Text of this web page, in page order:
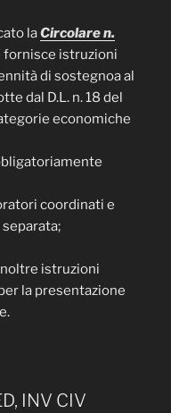
laCircolare n.
fornisce istruzioni
di sostegnoa al
dal D.L. n. 18 del
economiche
coordinati e
istruzioni
la presentazione
INV CIV